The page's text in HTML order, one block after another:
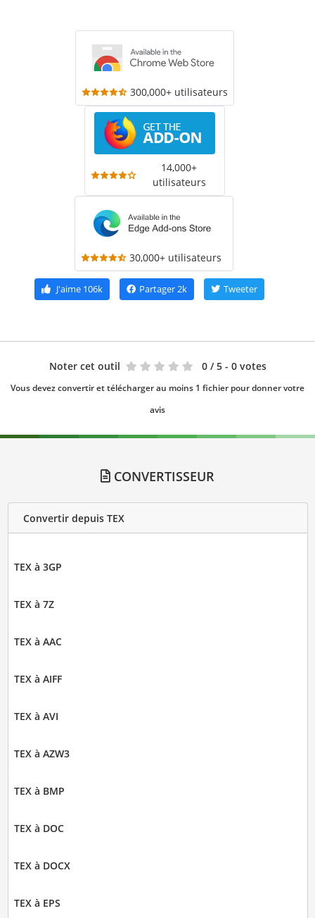
300,000+ utilisateurs
14,000+
utilisateurs
30,000+ utilisateurs
J'aime106k Partager2k Tweeter
Noter cet outil 0 / 5 - 0 votes
Vous devez convertir et télécharger au moins 1 fichier pour donner votre
avis
CONVERTISSEUR
Convertir depuis TEX
TEX à 3GP
TEX à 7Z
TEX à AAC
TEX à AIFF
TEX à AVI
TEX à AZW3
TEX à BMP
TEX à DOC
TEX à DOCX
TEX à EPS